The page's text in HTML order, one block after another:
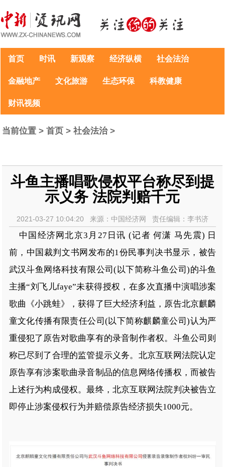
首页 时讯 新观察 经济纵横 社会法治
金融地产 文化旅游 生态环保 科教健康
财讯视频
当前位置 >首页 >社会法治>
斗鱼主播唱歌侵权平台称尽到提
示义务 法院判赔千元
2021-03-27 10:04:20 来源：中国经济网 责任编辑：李书济
中国经济网北京3月27日讯 (记者 何潇 马先震) 日
前，中国裁判文书网发布的1份民事判决书显示，被告
武汉斗鱼网络科技有限公司(以下简称斗鱼公司)的斗鱼
主播“刘飞儿faye”未获得授权，在多次直播中演唱涉案
歌曲《小跳蛙》，获得了巨大经济利益，原告北京麒麟
童文化传播有限责任公司(以下简称麒麟童公司)认为严
重侵犯了原告对歌曲享有的录音制作者权。斗鱼公司则
称已尽到了合理的监管提示义务。北京互联网法院认定
原告享有涉案歌曲录音制品的信息网络传播权，而被告
上述行为构成侵权。最终，北京互联网法院判决被告立
即停止涉案侵权行为并赔偿原告经济损失1000元。